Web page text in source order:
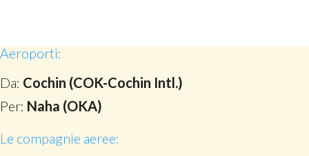
Aeroporti:
Da: Cochin (COK-Cochin Intl.)
Per: Naha (OKA)
Le compagnie aeree: